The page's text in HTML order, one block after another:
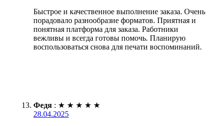
Быстрое и качественное выполнение заказа. Очень
порадовало разнообразие форматов. Приятная и
понятная платформа для заказа. Работники
вежливы и всегда готовы помочь. Планирую
воспользоваться снова для печати воспоминаний.
Федя : ★ ★ ★ ★ ★
28.04.2025